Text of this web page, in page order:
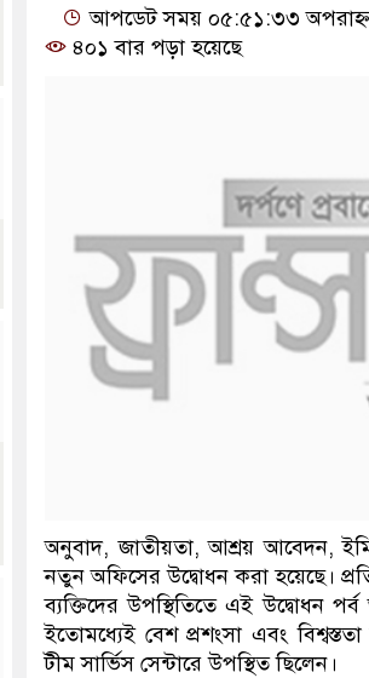
আপডেট সময় ০৫:৫১:৩৩
৪০১ বার পড়া হয়েছে
অনুবাদ, জাতীয়তা, আশ্রয় আবেদন,
নতুন অফিসের উদ্বোধন করা হয়েছে।
ব্যক্তিদের উপস্থিতিতে এই উদ্বোধন
ইতোমধ্যেই বেশ প্রশংসা এবং
টীম সার্ভিস সেন্টারে উপস্থিত ছিলেন।